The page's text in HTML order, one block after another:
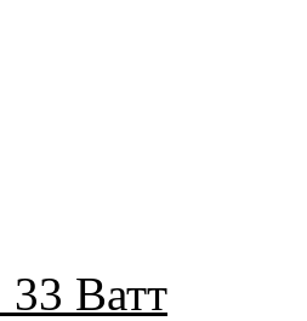
33 Ватт